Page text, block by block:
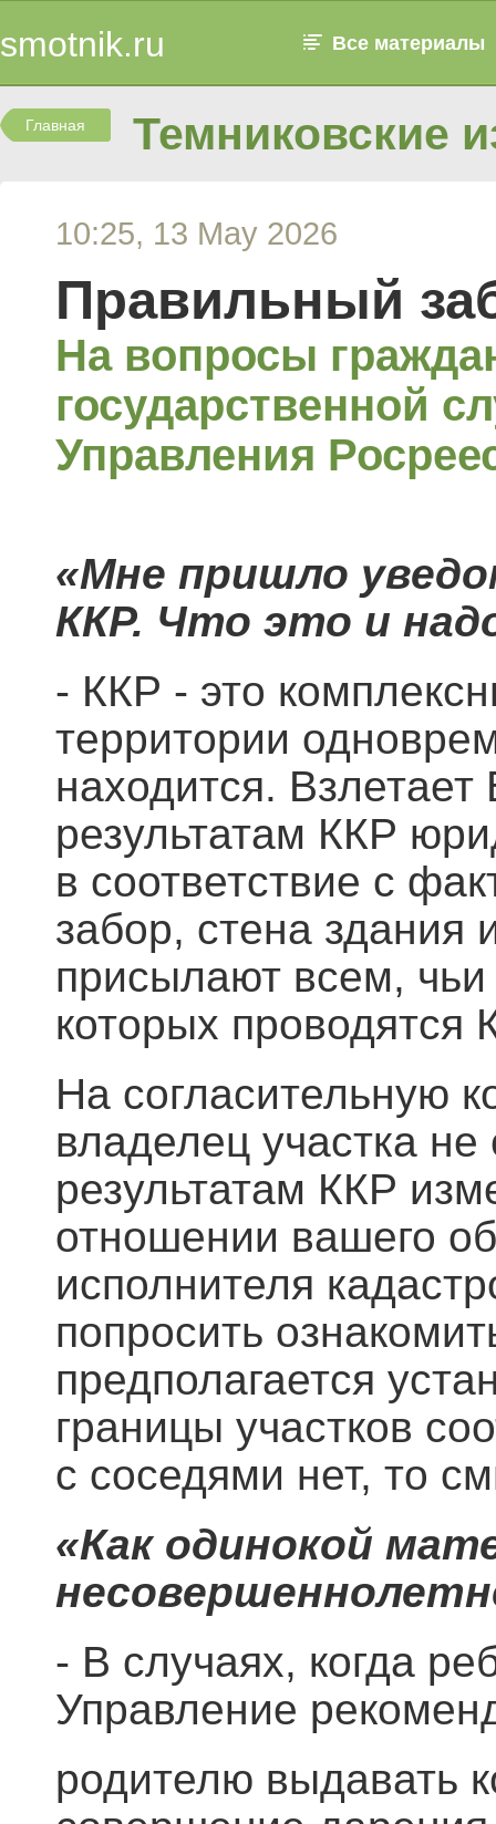
smotnik.ru Все материалы
Главная Темниковские
10:25, 13 May 2026
Правильный
На вопросы
государственной
Управления
«Мне пришло
ККР. Что это и
- ККР - это
территории
находится.
результатам ККР
в соответствие с
забор, стена
присылают всем,
которых проводятся
На согласительную
владелец участка
результатам ККР
отношении вашего
исполнителя
попросить
предполагается
границы участков
с соседями нет, то
«Как одинокой
- В случаях, когда
Управление
родителю выдавать